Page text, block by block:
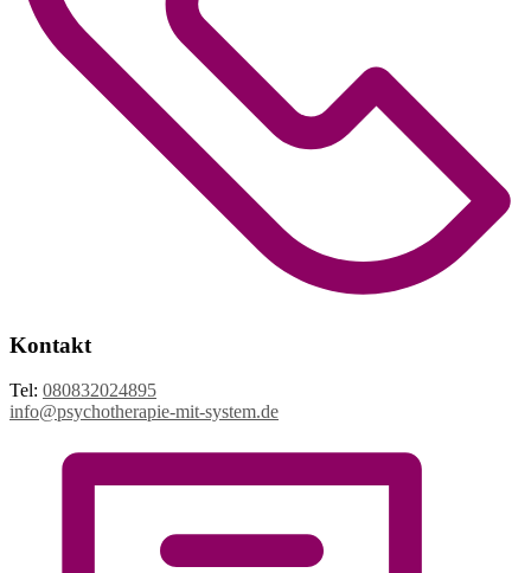
Kontakt
Tel: 080832024895
info@psychotherapie-mit-system.de